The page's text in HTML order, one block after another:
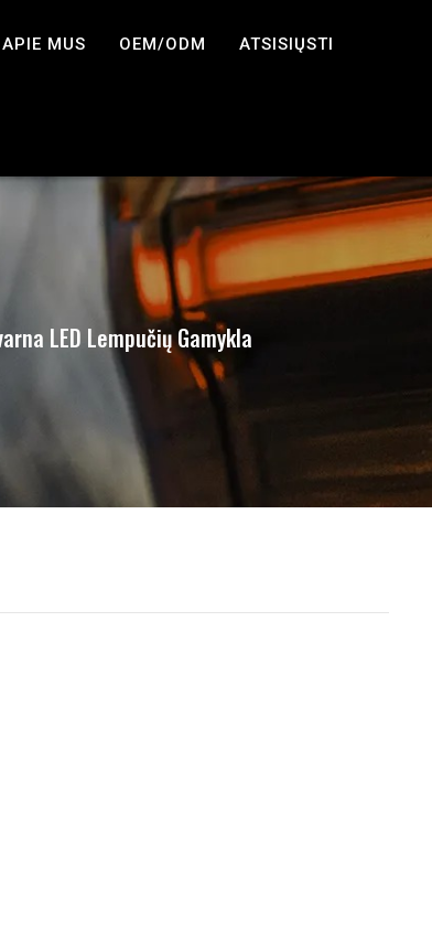
APIE MUS OEM/ODM ATSISIŲSTI
LED Lempučių Gamykla